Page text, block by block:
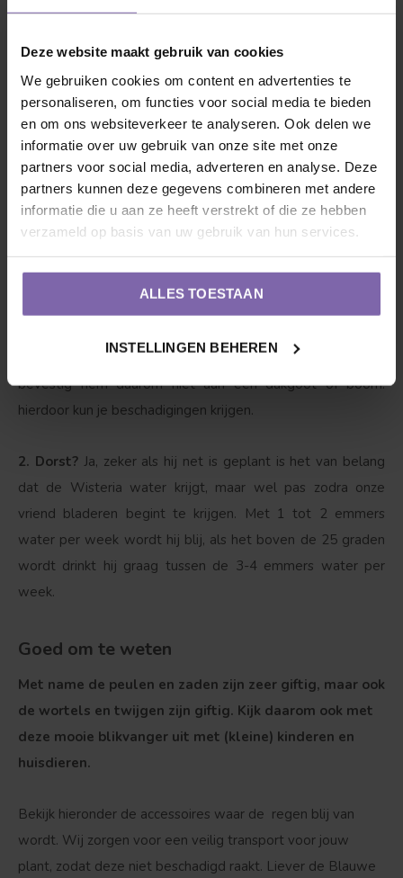
Deze website maakt gebruik van cookies
We gebruiken cookies om content en advertenties te
personaliseren, om functies voor social media te bieden
en om ons websiteverkeer te analyseren. Ook delen we
informatie over uw gebruik van onze site met onze
partners voor social media, adverteren en analyse. Deze
partners kunnen deze gegevens combineren met andere
informatie die u aan ze heeft verstrekt of die ze hebben
verzameld op basis van uw gebruik van hun services.
ALLES TOESTAAN
INSTELLINGEN BEHEREN
1. Verhuizing
: Nadat de plant de reis heeft afgelegd vanuit
onze boomkwekerij tot in jouw tuin begint het pas echt
voor jou en de Blauwe regen. Graaf een ruim gat voor de
wortels of kluit, zorg voor een droge ondergrond. Owja,
niet te diep, zorg dat de stam maximaal 5 centimeter in de
grond zit. Als de blauwe regen met kluit geleverd is, dan
mag de jute en metalen draadkorf eromheen blijven zitten.
want de blauwe regen heeft een enorme groeikracht.
bevestig hem daarom niet aan een dakgoot of boom.
hierdoor kun je beschadigingen krijgen.
2. Dorst?Ja, zeker als hij net is geplant is het van belang
dat de Wisteria water krijgt, maar wel pas zodra onze
vriend bladeren begint te krijgen. Met 1 tot 2 emmers
water per week wordt hij blij, als het boven de 25 graden
wordt drinkt hij graag tussen de 3-4 emmers water per
week.
Goed om te weten
Met name de peulen en zaden zijn zeer giftig, maar ook
de wortels en twijgen zijn giftig. Kijk daarom ook met
deze mooie blikvanger uit met (kleine) kinderen en
huisdieren.
Bekijk hieronder de accessoires waar de regen blij van
wordt. Wij zorgen voor een veilig transport voor jouw
plant, zodat deze niet beschadigd raakt. Liever de Blauwe